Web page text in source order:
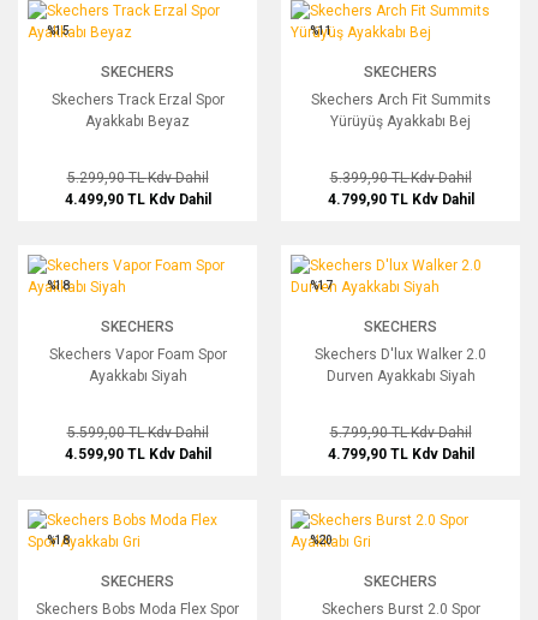
Skechers Track Erzal Spor Ayakkabı Beyaz
%15
SKECHERS
Skechers Track Erzal Spor
Ayakkabı Beyaz
5.299,90 TLKdv Dahil
4.499,90 TL Kdv Dahil
Skechers Arch Fit Summits Yürüyüş
%11
SKECHERS
Skechers Arch Fit Summits
Yürüyüş Ayakkabı Bej
5.399,90 TLKdv Dahil
4.799,90 TL Kdv Dahil
Skechers Vapor Foam Spor Ayakkabı Siyah
%18
SKECHERS
Skechers Vapor Foam Spor
Ayakkabı Siyah
5.599,00 TLKdv Dahil
4.599,90 TL Kdv Dahil
Skechers D'lux Walker 2.0 Durven
%17
SKECHERS
Skechers D'lux Walker 2.0
Durven Ayakkabı Siyah
5.799,90 TLKdv Dahil
4.799,90 TL Kdv Dahil
Skechers Bobs Moda Flex Spor Ayakkabı Gri
%18
SKECHERS
Skechers Bobs Moda Flex Spor
Skechers Burst 2.0 Spor Ayakkabı Gri
%20
SKECHERS
Skechers Burst 2.0 Spor